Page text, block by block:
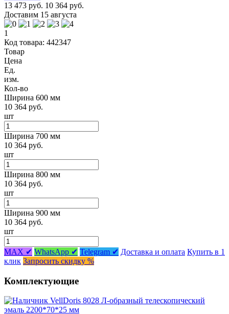
13 473 руб. 10 364 руб.
Доставим 15 августа
1
Код товара: 442347
Товар
Цена
Ед.
изм.
Кол-во
Ширина 600 мм
10 364 руб.
шт
Ширина 700 мм
10 364 руб.
шт
Ширина 800 мм
10 364 руб.
шт
Ширина 900 мм
10 364 руб.
шт
MAX ✔ WhatsApp ✔ Telegram ✔ Доставка и оплата Купить в 1
клик Запросить скидку %
Комплектующие